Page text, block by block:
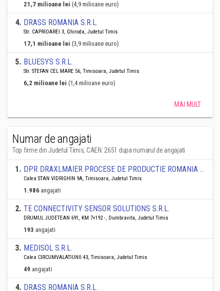
21,7 milioane lei (4,9 milioane euro)
4. DRASS ROMANIA S.R.L.
Str. CAPRIOAREI 3, Ghiroda, Judetul Timis
17,1 milioane lei (3,9 milioane euro)
5. BLUESYS S.R.L.
Str. STEFAN CEL MARE 56, Timisoara, Judetul Timis
6,2 milioane lei (1,4 milioane euro)
MAI MULT
Numar de angajati
Top firme din Judetul Timis, CAEN: 2651 dupa numarul de angajati
1. DPR DRAXLMAIER PROCESE DE PRODUCTIE ROMANIA SRL
Calea STAN VIDRIGHIN 9A, Timisoara, Judetul Timis
1.986 angajati
2. TE CONNECTIVITY SENSOR SOLUTIONS S.R.L.
DRUMUL JUDETEAN 691, KM 7+192 -, Dumbravita, Judetul Timis
193 angajati
3. MEDISOL S.R.L.
Calea CIRCUMVALATIUNII 43, Timisoara, Judetul Timis
49 angajati
4. DRASS ROMANIA S.R.L.